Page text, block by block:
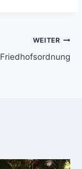
WEITER
Friedhofsordnung